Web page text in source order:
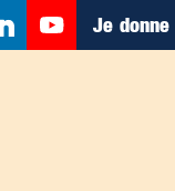
Je donne